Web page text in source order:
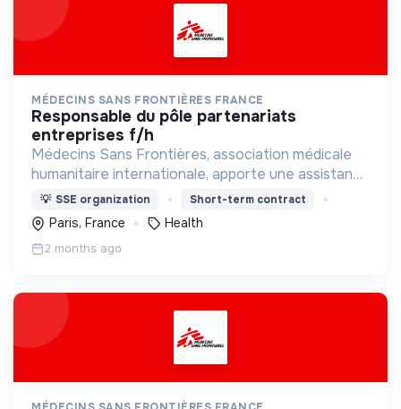
MÉDECINS SANS FRONTIÈRES FRANCE
responsable du pôle partenariats
entreprises f/h
Médecins Sans Frontières, association médicale
humanitaire internationale, apporte une assistance
médicale à des populations dont la vie est
menacée.
💡 SSE organization Short-term contract
Paris, France Health
2 months ago